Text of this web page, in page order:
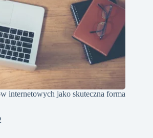
internetowych jako skuteczna forma